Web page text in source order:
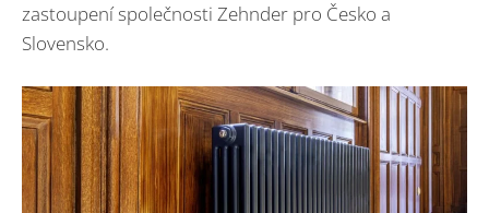
zastoupení společnosti Zehnder pro Česko a
Slovensko.